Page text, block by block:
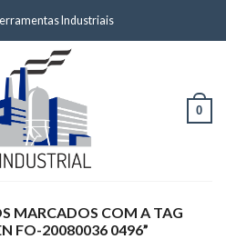
Industriais
0
MARCADOS COM A TAG
FO-20080036 0496”